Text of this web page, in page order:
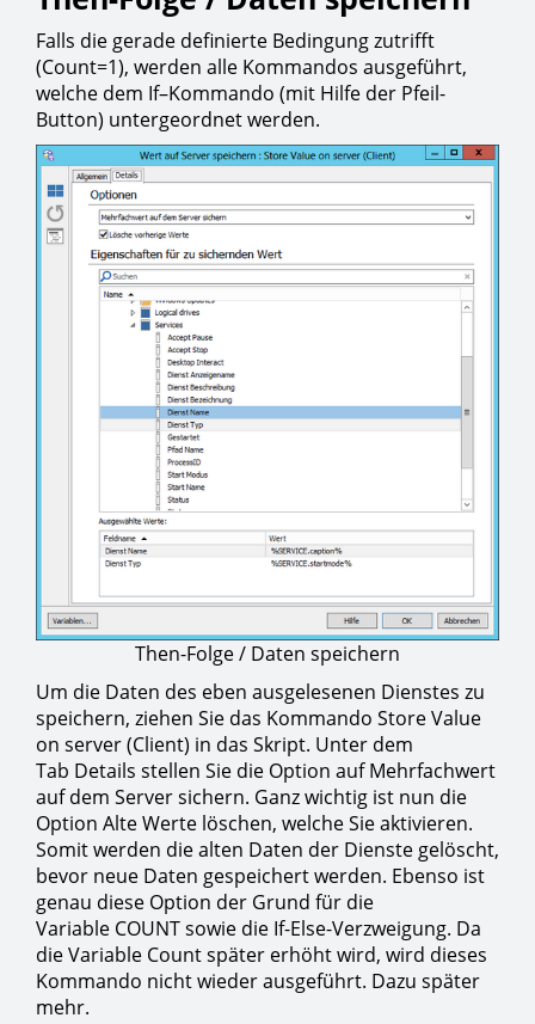
Falls die gerade definierte Bedingung zutrifft
(Count=1), werden alle Kommandos ausgeführt,
welche dem If–Kommando (mit Hilfe der Pfeil-
Button) untergeordnet werden.
Then-Folge / Daten speichern
Um die Daten des eben ausgelesenen Dienstes zu
speichern, ziehen Sie das Kommando Store Value
on server (Client) in das Skript. Unter dem
Tab Details stellen Sie die Option auf Mehrfachwert
auf dem Server sichern. Ganz wichtig ist nun die
Option Alte Werte löschen, welche Sie aktivieren.
Somit werden die alten Daten der Dienste gelöscht,
bevor neue Daten gespeichert werden. Ebenso ist
genau diese Option der Grund für die
Variable COUNT sowie die If-Else-Verzweigung. Da
die Variable Count später erhöht wird, wird dieses
Kommando nicht wieder ausgeführt. Dazu später
mehr.